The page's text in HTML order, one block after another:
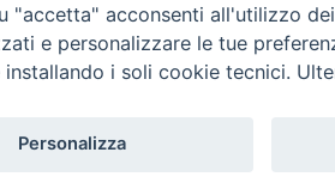
riservati - Vita Trentina
"accetta" acconsenti all'utilizzo
e personalizzare le tue
installando i soli cookie tecnici.
Personalizza